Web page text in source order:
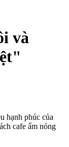
và
hạnh phúc của
cafe ấm nóng